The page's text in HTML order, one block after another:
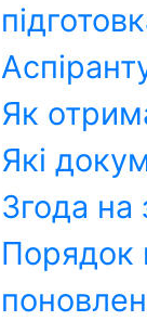
Як
Які
Згода на
Порядок